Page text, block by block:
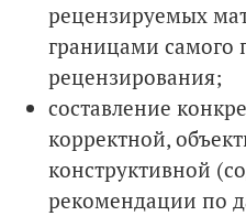
рецензируемых
границами самого
рецензирования;
составление
корректной,
конструктивной
рекомендации по